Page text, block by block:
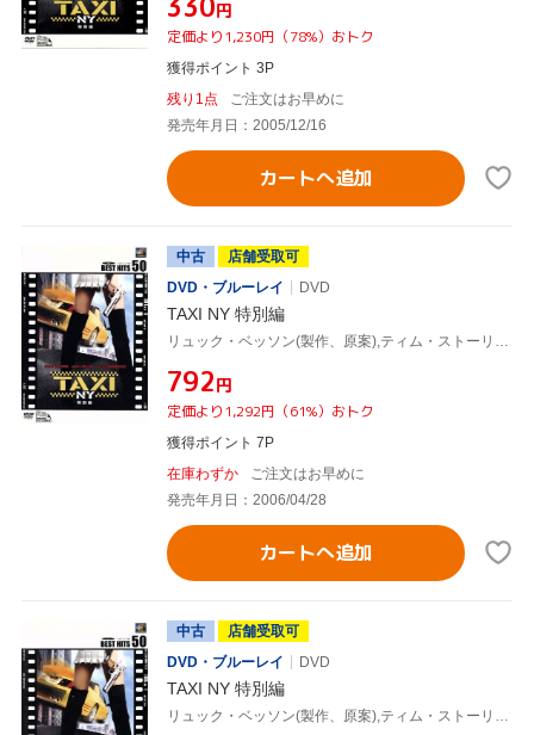
円
定価より1,230円（78%）おトク
獲得ポイント 3P
残り1点
ご注文はお早めに
発売年月日：2005/12/16
カートへ追加
中古
店舗受取可
DVD・ブルーレイ
DVD
TAXI NY 特別編
¥792円
定価より1,292円（61%）おトク
獲得ポイント 7P
在庫わずか
ご注文はお早めに
発売年月日：2006/04/28
カートへ追加
中古
店舗受取可
DVD・ブルーレイ
DVD
TAXI NY 特別編